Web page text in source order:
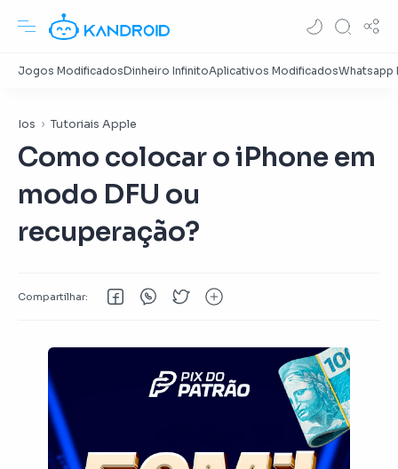
Ios Tutoriais Apple
Como colocar o iPhone em
modo DFU ou
recuperação?